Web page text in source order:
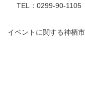
TEL：0299-90-1105
イベントに関する神栖